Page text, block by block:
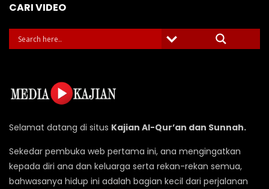
CARI VIDEO
Selamat datang di situs Kajian Al-Qur’an dan Sunnah.
Sekedar pembuka web pertama ini, ana mengingatkan
kepada diri ana dan keluarga serta rekan-rekan semua,
bahwasanya hidup ini adalah bagian kecil dari perjalanan